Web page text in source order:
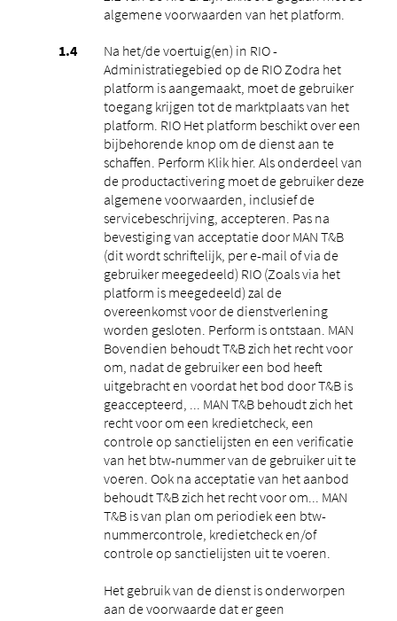
algemene voorwaarden van het platform.
Na het/de voertuig(en) in RIO -
Administratiegebied op de RIO Zodra het
platform is aangemaakt, moet de gebruiker
toegang krijgen tot de marktplaats van het
platform. RIO Het platform beschikt over een
bijbehorende knop om de dienst aan te
schaffen. Perform Klik hier. Als onderdeel van
de productactivering moet de gebruiker deze
algemene voorwaarden, inclusief de
servicebeschrijving, accepteren. Pas na
bevestiging van acceptatie door MAN T&B
(dit wordt schriftelijk, per e-mail of via de
gebruiker meegedeeld) RIO (Zoals via het
platform is meegedeeld) zal de
overeenkomst voor de dienstverlening
worden gesloten. Perform is ontstaan. MAN
Bovendien behoudt T&B zich het recht voor
om, nadat de gebruiker een bod heeft
uitgebracht en voordat het bod door T&B is
geaccepteerd, ... MAN T&B behoudt zich het
recht voor om een ​​kredietcheck, een
controle op sanctielijsten en een verificatie
van het btw-nummer van de gebruiker uit te
voeren. Ook na acceptatie van het aanbod
behoudt T&B zich het recht voor om... MAN
T&B is van plan om periodiek een btw-
nummercontrole, kredietcheck en/of
controle op sanctielijsten uit te voeren.
Het gebruik van de dienst is onderworpen
aan de voorwaarde dat er geen